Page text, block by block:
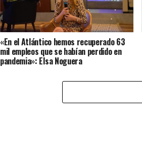
«En el Atlántico hemos recuperado 63
mil empleos que se habían perdido en
pandemia»: Elsa Noguera